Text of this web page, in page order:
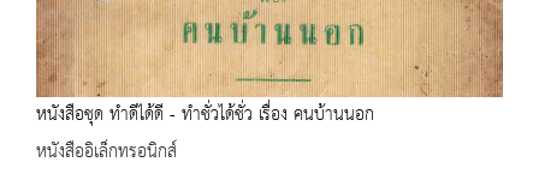
หนังสือชุด ทำดีได้ดี - ทำชั่วได้ชั่ว เรื่อง คนบ้านนอก
หนังสืออิเล็กทรอนิกส์